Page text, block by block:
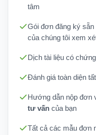
tâm
Gói đơn đăng ký
của chúng tôi xem
Dịch tài liệu có
Đánh giá toàn diện
Hướng dẫn nộp đơn
tư vấn của bạn
Tất cả các mẫu đơn